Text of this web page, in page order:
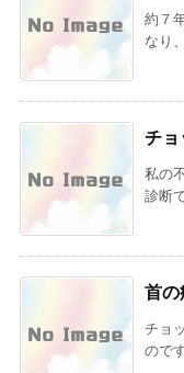
約７
なり
チ
私の
診断
首
チョ
ので